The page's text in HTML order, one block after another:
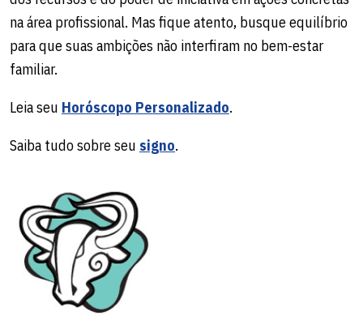
na área profissional. Mas fique atento, busque equilíbrio
para que suas ambições não interfiram no bem-estar
familiar.
Leia seu Horóscopo Personalizado.
Saiba tudo sobre seu signo.